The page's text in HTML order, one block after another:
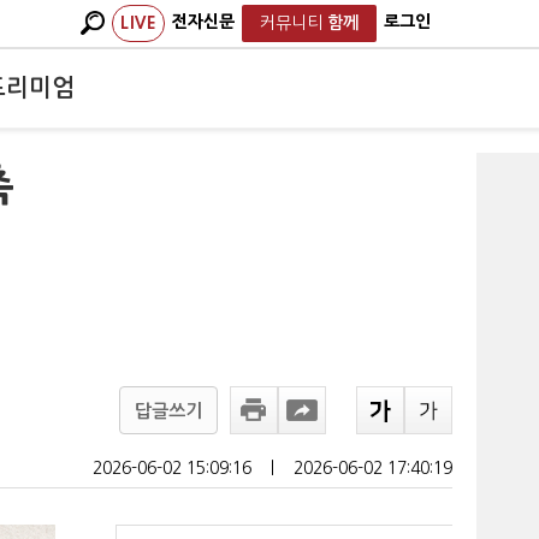
LIVE 전자신문 커뮤니티 함께 로그인
리미엄
답글쓰기
2026-06-02 15:09:16 2026-06-02 17:40:19